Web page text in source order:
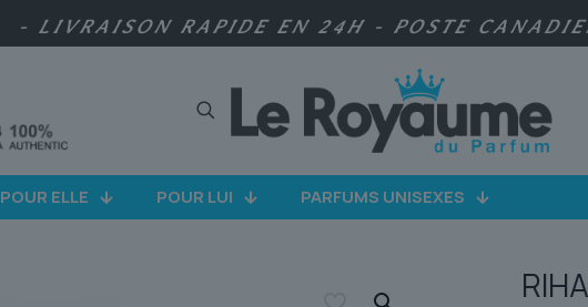
- LIVRAISON RAPIDE EN 24H - POSTE
POUR ELLE POUR LUI PARFUMS UNISEXES